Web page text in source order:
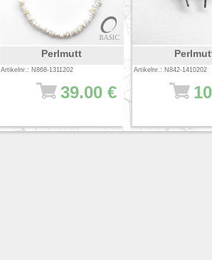
Perlmutt
Artikelnr.: N868-1311202
39.00 €
Artikelnr.: N842-1410202